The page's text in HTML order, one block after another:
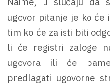
ugovor pitanje je ko
tim ko će za isti biti
li će registri zaloge
ugovora ili će
predlagati ugovorne